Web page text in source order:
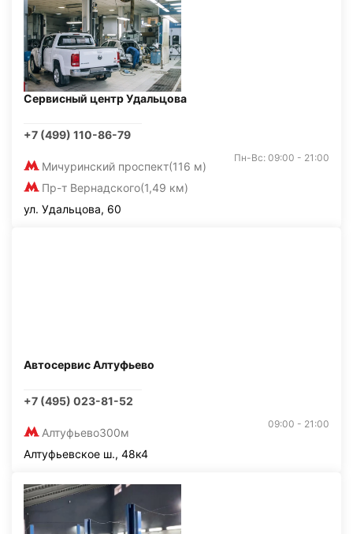
Сервисный центр Удальцова
+7 (499) 110-86-79
Мичуринский проспект(116 м)
Пр-т Вернадского(1,49 км)
Пн-Вс: 09:00 - 21:00
ул. Удальцова, 60
Автосервис Алтуфьево
+7 (495) 023-81-52
Алтуфьево300м
09:00 - 21:00
Алтуфьевское ш., 48к4